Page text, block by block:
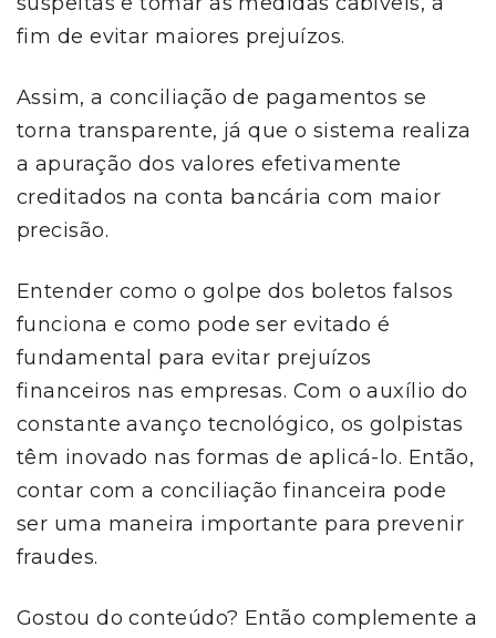
fim de evitar maiores prejuízos.
Assim, a conciliação de pagamentos se
torna transparente, já que o sistema realiza
a apuração dos valores efetivamente
creditados na conta bancária com maior
precisão.
Entender como o golpe dos boletos falsos
funciona e como pode ser evitado é
fundamental para evitar prejuízos
financeiros nas empresas. Com o auxílio do
constante avanço tecnológico, os golpistas
têm inovado nas formas de aplicá-lo. Então,
contar com a conciliação financeira pode
ser uma maneira importante para prevenir
fraudes.
Gostou do conteúdo? Então complemente a